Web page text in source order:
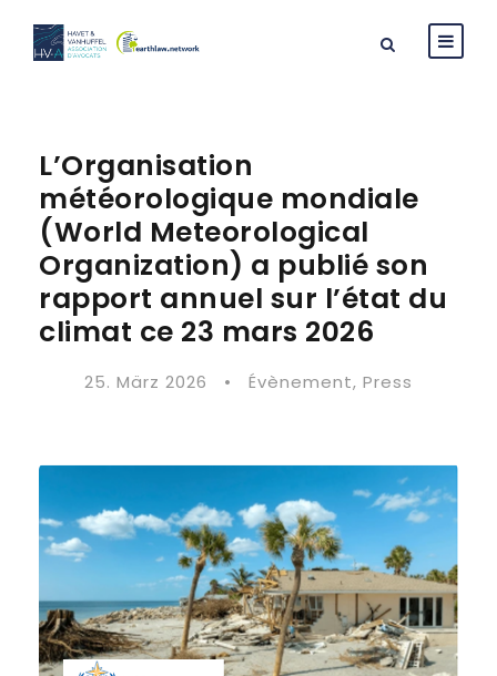
L’Organisation
météorologique mondiale
(World Meteorological
Organization) a publié son
rapport annuel sur l’état du
climat ce 23 mars 2026
25. März 2026 • Évènement, Press